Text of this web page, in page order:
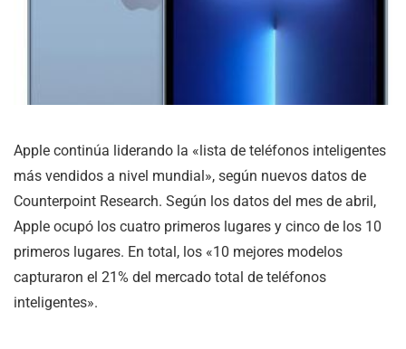
Apple continúa liderando la «lista de teléfonos inteligentes
más vendidos a nivel mundial», según nuevos datos de
Counterpoint Research. Según los datos del mes de abril,
Apple ocupó los cuatro primeros lugares y cinco de los 10
primeros lugares. En total, los «10 mejores modelos
capturaron el 21% del mercado total de teléfonos
inteligentes».